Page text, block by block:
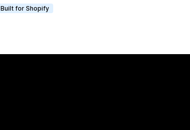
Built for Shopify